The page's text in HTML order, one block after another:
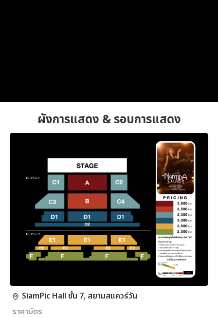
ผังการแสดง & รอบการแสดง
SiamPic Hall ชั้น 7, สยามสแควร์วัน
ราคาบัตร